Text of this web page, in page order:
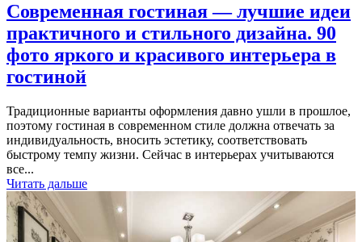
Современная гостиная — лучшие идеи
практичного и стильного дизайна. 90
фото яркого и красивого интерьера в
гостиной
Традиционные варианты оформления давно ушли в прошлое,
поэтому гостиная в современном стиле должна отвечать за
индивидуальность, вносить эстетику, соответствовать
быстрому темпу жизни. Сейчас в интерьерах учитываются
все...
Читать дальше